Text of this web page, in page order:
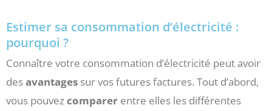
Estimer sa consommation d’électricité :
pourquoi ?
Connaître votre consommation d’électricité peut avoir
desavantages sur vos futures factures. Tout d’abord,
vous pouvezcomparer entre elles les différentes